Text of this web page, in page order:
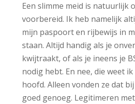
Een slimme meid is natuurlijk
voorbereid. Ik heb namelijk
mijn paspoort en rijbewijs in
staan. Altijd handig als je
kwijtraakt, of als je ineens je
nodig hebt. En nee, die weet
hoofd. Alleen vonden ze dat
goed genoeg. Legitimeren